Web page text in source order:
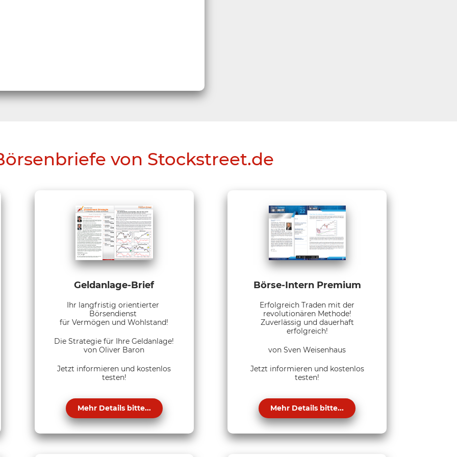
von Stockstreet.de
Geldanlage-Brief
Ihr langfristig orientierter
Börsendienst
für Vermögen und Wohlstand!
Die Strategie für Ihre Geldanlage!
von Oliver Baron
Jetzt informieren und kostenlos
testen!
Mehr Details bitte...
Börse-Intern Premium
Erfolgreich Traden mit der
revolutionären Methode!
Zuverlässig und dauerhaft
erfolgreich!
von Sven Weisenhaus
Jetzt informieren und kostenlos
testen!
Mehr Details bitte...